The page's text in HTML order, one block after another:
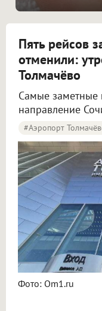
Пять рейсов
отменили:
Толмачёво
Самые заметные
направление
#Аэропорт
Фото: Om1.ru